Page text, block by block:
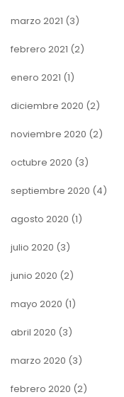
marzo 2021 (3)
febrero 2021 (2)
enero 2021 (1)
diciembre 2020 (2)
noviembre 2020 (2)
octubre 2020 (3)
septiembre 2020 (4)
agosto 2020 (1)
julio 2020 (3)
junio 2020 (2)
mayo 2020 (1)
abril 2020 (3)
marzo 2020 (3)
febrero 2020 (2)